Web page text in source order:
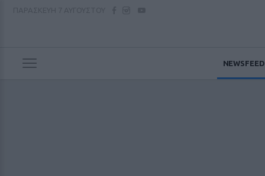
NEWSFEED